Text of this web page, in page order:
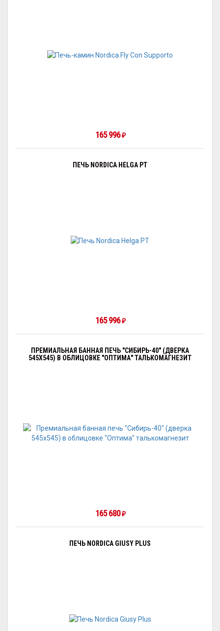
165 996₽
ПЕЧЬ NORDICA HELGA PT
165 996₽
ПРЕМИАЛЬНАЯ БАННАЯ ПЕЧЬ "СИБИРЬ-40" (ДВЕРКА
545Х545) В ОБЛИЦОВКЕ "ОПТИМА" ТАЛЬКОМАГНЕЗИТ
165 680₽
ПЕЧЬ NORDICA GIUSY PLUS